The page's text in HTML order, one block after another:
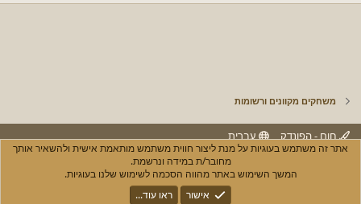
משחקים מקוונים ורשומות
חום - הפונדק
עברית
חוקים ותנאי שימוש מדיניות הפרטיות
S
Community platform by XenForo
XenPorta 2 PRO
אתר זה משתמש בעוגיות על מנת ליצור חווית משתמש מותאמת אישית ולהשאיר אותך
מחובר/ת במידה ונרשמת.
המשך השימוש באתר מהווה הסכמה לשימוש שלנו בעוגיות.
אישור
ראו עוד...